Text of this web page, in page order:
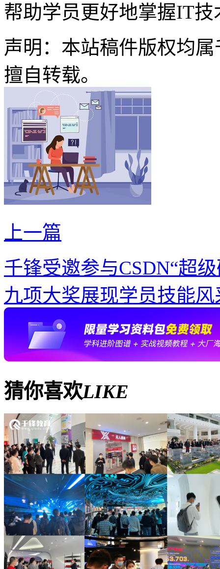
帮助学员更好地掌握IT
声明：本站稿件版权均
擅自转载。
上一篇
千锋受邀参与CSDN“超
九项大奖展现学员技能风
猜你喜欢LIKE